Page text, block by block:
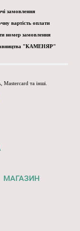
замовлення
вартість оплати
номер замовлення
"КАМЕНЯР"
Mastercard та інші.
МАГАЗИН